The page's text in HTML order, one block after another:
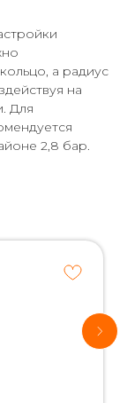
а радиус
на
Для
2,8 бар.